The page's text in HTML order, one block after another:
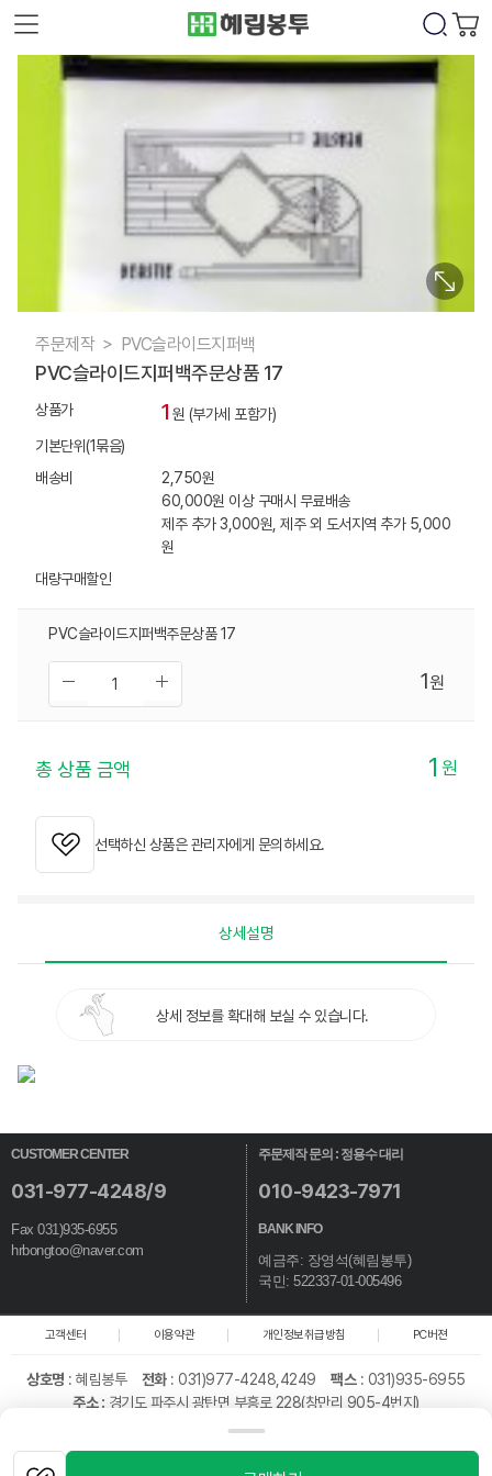
주문제작 PVC슬라이드지퍼백
PVC슬라이드지퍼백주문상품 17
상품가 1원 (부가세 포함가)
기본단위(1묶음)
배송비
2,750원
60,000원 이상 구매시 무료배송
제주 추가 3,000원, 제주 외 도서지역 추가 5,000
원
대량구매할인
PVC슬라이드지퍼백주문상품 17
1원
총 상품 금액 1 원
선택하신 상품은 관리자에게 문의하세요.
상세설명
상세 정보를 확대해 보실 수 있습니다.
CUSTOMER CENTER
031-977-4248/9
Fax 031)935-6955
hrbongtoo@naver.com
주문제작 문의 : 정용수 대리
010-9423-7971
BANK INFO
예금주: 장영석(혜림봉투)
국민: 522337-01-005496
고객센터 이용약관 개인정보취급방침 PC버젼
상호명 :혜림봉투 전화: 031)977-4248,4249 팩스: 031)935-6955
주소 : 경기도 파주시 광탄면 부흥로 228(창만리 905-4번지)
개인정보책임자
통신판매업신고번호: 제 2019-경기파주-2100호
: 128-39-25691